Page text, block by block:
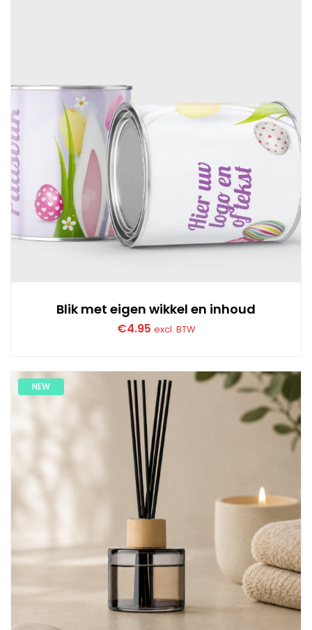
Blik met eigen wikkel en inhoud
€4.95 excl. BTW
NEW